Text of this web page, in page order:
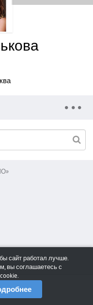
сайт работал лучше.
вы соглашаетесь с